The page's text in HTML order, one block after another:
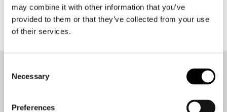
may combine it with other information that you’ve
provided to them or that they’ve collected from your use
of their services.
Selection
Necessary
Preferences
€ 299,99 € 269,99